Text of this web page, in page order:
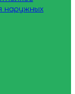
наружных